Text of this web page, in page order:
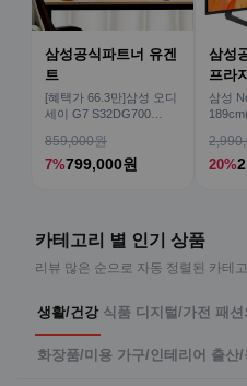
삼성공식파트너 유겐
트
[혜택가 66.3만]삼성 오디
세이 G7 S32DG700
859,000원
7%799,000원
삼성
프라
삼성
TV
20%
카테고리 별 인기 상품
리뷰 많은 순으로 자동 정렬된 카테
생활/건강 식품 디지털/가전 패션
화장품/미용 가구/인테리어 출산/